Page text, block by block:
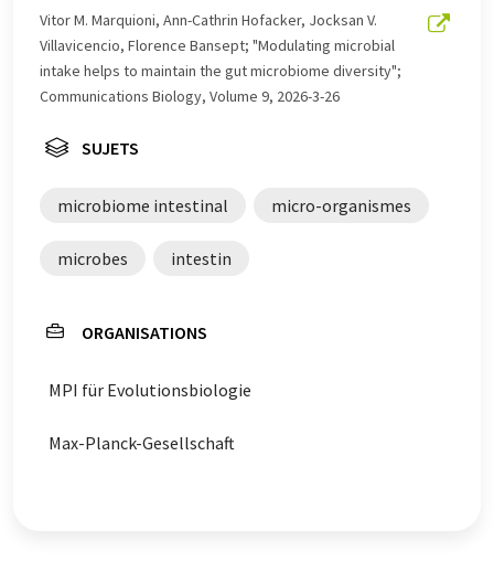
été traduit avec traduction automatique, il est possible
qu'il contienne des erreurs de vocabulaire, de syntaxe ou
de grammaire. L'article original dans Anglais peut être
trouvéici.
Vitor M. Marquioni, Ann-Cathrin Hofacker, Jocksan V.
Villavicencio, Florence Bansept; "Modulating microbial
intake helps to maintain the gut microbiome diversity";
Communications Biology, Volume 9, 2026-3-26
SUJETS
microbiome intestinal micro-organismes
microbes intestin
ORGANISATIONS
MPI für Evolutionsbiologie
Max-Planck-Gesellschaft